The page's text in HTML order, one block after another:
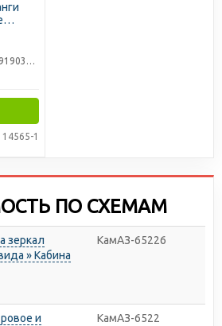
5511-2919030-РМК
1
ПО СХЕМАМ
зеркал
» Кабина
КамАЗ-65226
и
КамАЗ-6522